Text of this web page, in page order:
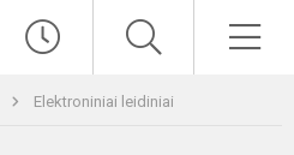
Elektroniniai leidiniai